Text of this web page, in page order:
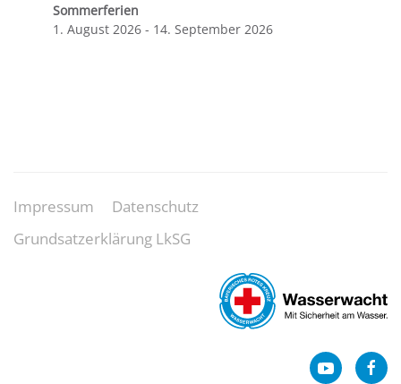
Sommerferien
1. August 2026 - 14. September 2026
Impressum
Datenschutz
Grundsatzerklärung LkSG